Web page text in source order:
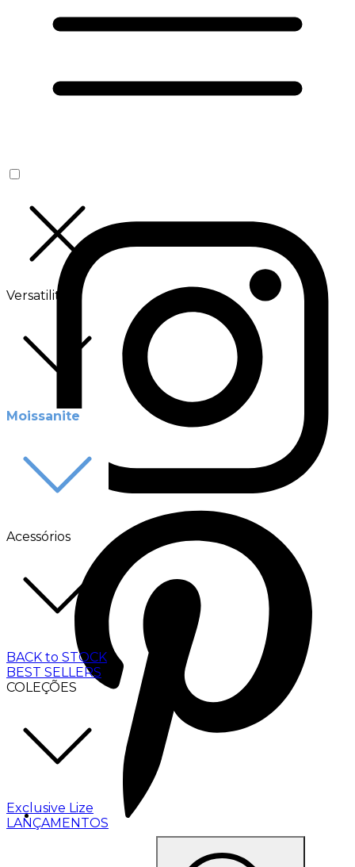
Versatilité
Moissanite
Acessórios
BACK to STOCK
BEST SELLERS
COLEÇÕES
Exclusive Lize
LANÇAMENTOS